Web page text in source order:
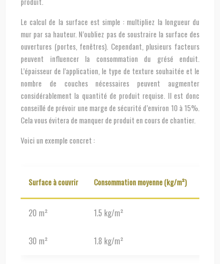
Le calcul de la surface est simple : multipliez la longueur du
mur par sa hauteur. N’oubliez pas de soustraire la surface des
ouvertures (portes, fenêtres). Cependant, plusieurs facteurs
peuvent influencer la consommation du grésé enduit.
L’épaisseur de l’application, le type de texture souhaitée et le
nombre de couches nécessaires peuvent augmenter
considérablement la quantité de produit requise. Il est donc
conseillé de prévoir une marge de sécurité d’environ 10 à 15%.
Cela vous évitera de manquer de produit en cours de chantier.
Voici un exemple concret :
Surface à couvrir Consommation moyenne (kg/m²)
20 m² 1.5 kg/m²
30 m² 1.8 kg/m²